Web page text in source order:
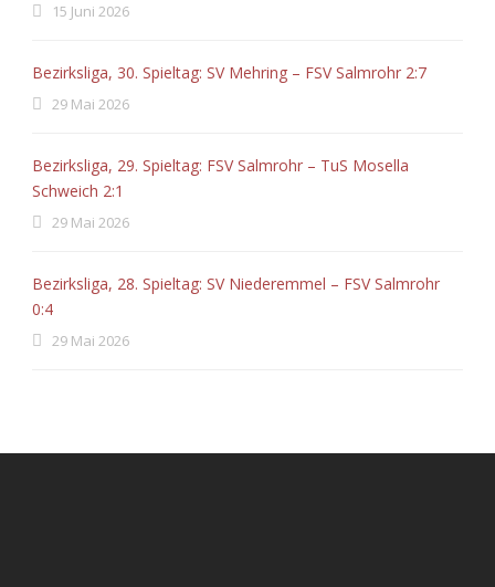
15 Juni 2026
Bezirksliga, 30. Spieltag: SV Mehring – FSV Salmrohr 2:7
29 Mai 2026
Bezirksliga, 29. Spieltag: FSV Salmrohr – TuS Mosella
Schweich 2:1
29 Mai 2026
Bezirksliga, 28. Spieltag: SV Niederemmel – FSV Salmrohr
0:4
29 Mai 2026